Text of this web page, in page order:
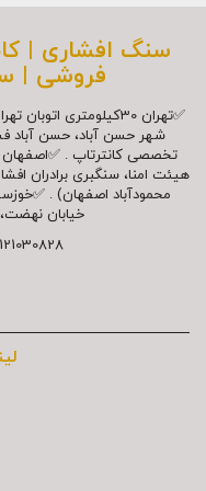
سنگ افشاری |
فروشی |
✅تهران 30کیلومتری
شهر حسن آباد، حسن آباد
تخصصی کانترتاپ . ✅اصفهان
هیئت امنا، سنگبری برادران
محمودآباد اصفهان) .
خیابان
| | |